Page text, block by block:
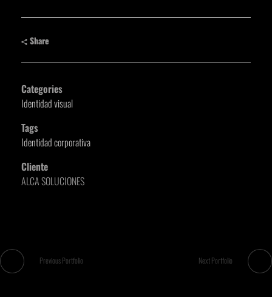
Share
Categories
Identidad visual
Tags
Identidad corporativa
Cliente
ALCA SOLUCIONES
Previous Portfolio Next Portfolio